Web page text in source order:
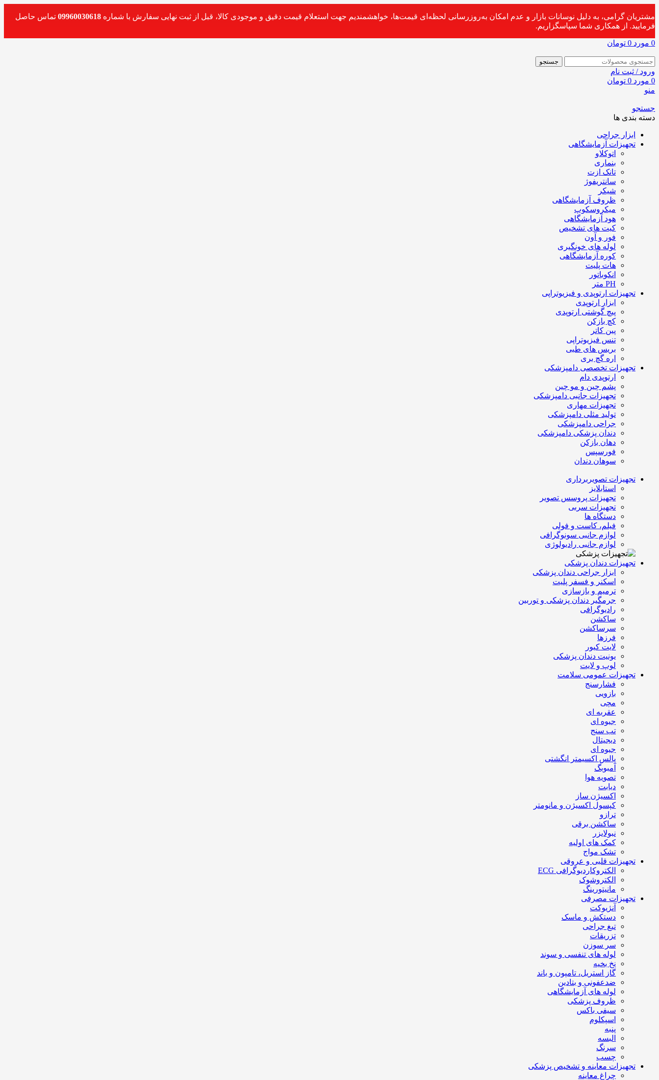
مشتریان گرامی، به دلیل نوسانات بازار و عدم امکان به‌روزرسانی لحظه‌ای قیمت‌ها، خواهشمندیم جهت استعلام قیمت دقیق و موجودی کالا، قبل از ثبت نهایی سفارش با شماره 09960030618 تماس حاصل
فرمایید. از همکاری شما سپاسگزاریم.
0 مورد 0 تومان
جستجو
ورود / ثبت نام
0 مورد 0 تومان
منو
جستجو
دسته بندی ها
ابزار جراحی
تجهیزات آزمایشگاهی
اتوکلاو
بنماری
تانک ازت
سانتریفوژ
شیکر
ظروف آزمایشگاهی
میکروسکوپ
هود آزمایشگاهی
کیت های تشخیص
فور و آون
لوله های خونگیری
کوره آزمایشگاهی
هات پلیت
انکوباتور
PH متر
تجهیزات ارتوپدی و فیزیوتراپی
ابزار ارتوپدی
پیچ گوشتی ارتوپدی
کچ بازکن
پین کاتر
تنس فیزیوتراپی
بریس های طبی
اره گچ بری
تجهیزات تخصصی دامپزشکی
ارتوپدی دام
پشم چین و مو چین
تجهیزات جانبی دامپزشکی
تجهیزات مهاری
تولید مثلی دامپزشکی
جراحی دامپزشکی
دندان پزشکی دامپزشکی
دهان بازکن
فورسپس
سوهان دندان
تجهیزات تصویربرداری
استابلایز
تجهیزات پروسس تصویر
تجهیزات سربی
دستگاه ها
فیلم، کاست و فولی
لوازم جانبی سونوگرافی
لوازم جانبی رادیولوژی
تجهیزات دندان پزشکی
ابزار جراحی دندان پزشکی
اسکنر و فسفر پلیت
ترمیم و بازسازی
جرمگیر دندان پزشکی و توربین
رادیوگرافی
ساکشن
سرساکشن
فرزها
لایت کیور
یونیت دندان پزشکی
لوپ و لایت
تجهیزات عمومی سلامت
فشارسنج
بازویی
مچی
عقربه ای
جیوه ای
تب سنج
دیجیتال
جیوه ای
پالس اکسیمتر انگشتی
آمبوبگ
تصویه هوا
دیابت
اکسیژن ساز
کپسول اکسیژن و مانومتر
ترازو
ساکشن برقی
نبولایزر
کمک های اولیه
تشک مواج
تجهیزات قلبی و عروقی
الکتروکاردیوگرافی ECG
الکتروشوک
مانیتورینگ
تجهیزات مصرفی
آنژیوکت
دستکش و ماسک
تیغ جراحی
تزریقات
سر سوزن
لوله های تنفسی و سوند
نخ بخیه
گاز استریل، تامپون و باند
ضدعفونی و بتادین
لوله های آزمایشگاهی
ظروف پزشکی
سیفی باکس
اسپکلوم
پنبه
البسه
سرنگ
چسب
تجهیزات معاینه و تشخیص پزشکی
چراغ معاینه